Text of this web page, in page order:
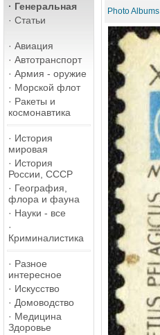
· Генеральная
· Статьи
· Авиация
· Автотранспорт
· Армия - оружие
· Морской флот
· Ракеты и
космонавтика
· История
мировая
· История
России, СССР
· География,
флора и фауна
· Науки - все
·
Криминалистика
· Разное
интересное
· Искусство
· Домоводство
· Медицина
Здоровье
Photo Albums